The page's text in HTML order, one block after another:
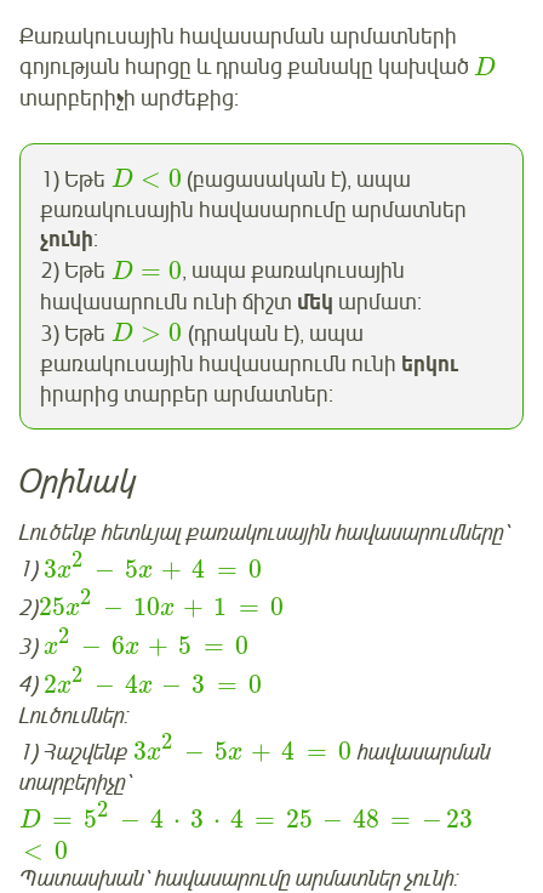
Քառակուսային հավասարման արմատների
գոյության հարցը և դրանց քանակը կախված D
տարբերիչի արժեքից:
1) Եթե D < 0 (բացասական է), ապա
քառակուսային հավասարումը արմատներ
չունի:
2) Եթե D = 0, ապա քառակուսային
հավասարումն ունի ճիշտ մեկ արմատ:
3) Եթե D > 0 (դրական է), ապա
քառակուսային հավասարումն ունի երկու
իրարից տարբեր արմատներ:
Օրինակ
Լուծենք հետևյալ քառակուսային հավասարումները՝
1) 3x2 − 5x + 4 = 0
2)25x2 − 10x + 1 = 0
3) x2 − 6x + 5 = 0
4) 2x2 − 4x − 3 = 0
Լուծումներ:
1) Հաշվենք 3x2 − 5x + 4 = 0 հավասարման
տարբերիչը՝
D = 52 − 4 ⋅ 3 ⋅ 4 = 25 − 48 = − 23
< 0
Պատասխան՝ հավասարումը արմատներ չունի: